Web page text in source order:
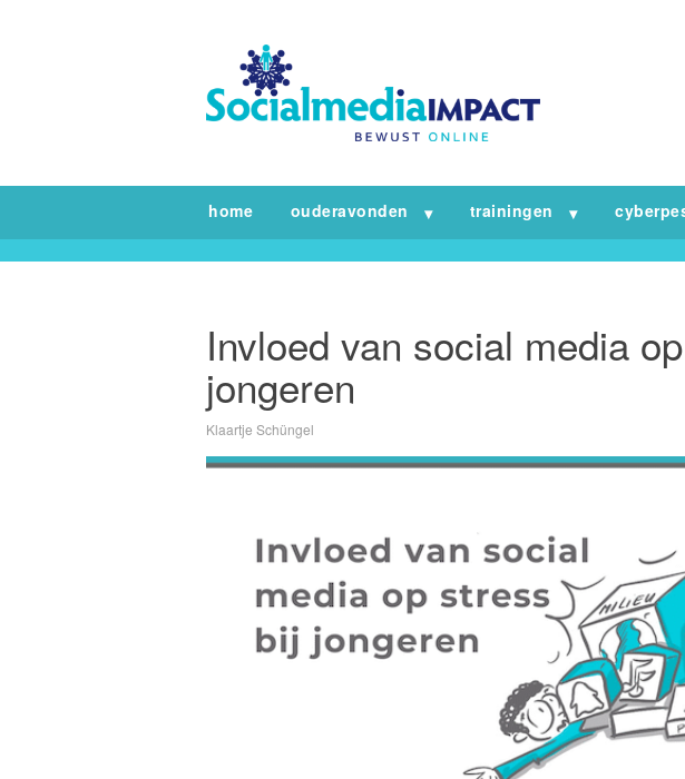
home ouderavonden trainingen
Invloed van social media
jongeren
Klaartje Schüngel